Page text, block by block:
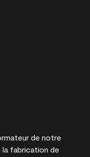
de notre
la fabrication de